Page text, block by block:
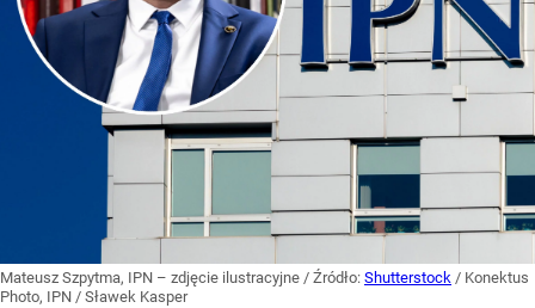
Mateusz Szpytma, IPN – zdjęcie ilustracyjne / Źródło: Shutterstock / Konektus
Photo, IPN / Sławek Kasper